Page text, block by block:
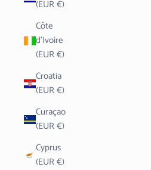
(EUR €)
Côte
d’Ivoire
(EUR €)
Croatia
(EUR €)
Curaçao
(EUR €)
Cyprus
(EUR €)